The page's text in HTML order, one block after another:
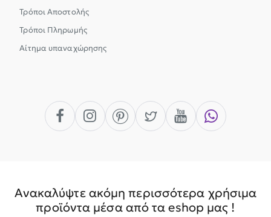
Τρόποι Αποστολής
Τρόποι Πληρωμής
Αίτημα υπαναχώρησης
Ανακαλύψτε ακόμη περισσότερα χρήσιμα
προϊόντα μέσα από τα eshop μας !